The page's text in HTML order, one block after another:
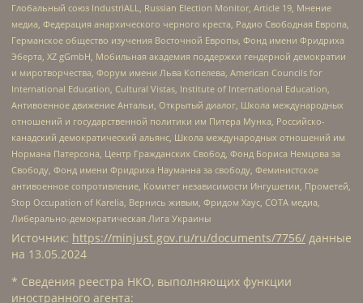
Глобальный союз IndustriALL, Russian Election Monitor, Article 19, Мнение
медиа, Федерация анархического черного креста, Радио Свободная Европа,
Германское общество изучения Восточной Европы, Фонд имени Фридриха
Эберта, XZ gGmbH, Мобильная академия поддержки гендерной демократии
и миротворчества, Форум имени Льва Копелева, American Councils for
International Education, Cultural Vistas, Institute of International Education,
Антивоенное движение Антальи, Открытый диалог, Школа международных
отношений и государственной политики им Питера Мунка, Российско-
канадский демократический альянс, Школа международных отношений им
Нормана Патерсона, Центр Гражданских Свобод, Фонд Бориса Немцова за
Свободу, Фонд имени Фридриха Науманна за свободу, Феминистское
антивоенное сопротивление, Комитет независимости Ингушетии, Прометей,
Stop Occupation of Karelia, Вернись живым, Фридом Хаус, СОТА медиа,
Либерально-демократическая Лига Украины
Источник: https://minjust.gov.ru/ru/documents/7756/ данные
на 13.05.2024
* Сведения реестра НКО, выполняющих функции
иностранного агента: